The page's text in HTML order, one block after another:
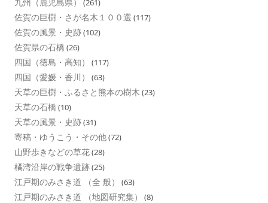
(261)
佐賀の巨樹・さが名木１００選 (117)
佐賀の風景・史跡(102)
佐賀県の石橋 (26)
四国（徳島・高知） (117)
四国（愛媛・香川） (63)
天草の巨樹・ふるさと熊本の樹木 (23)
天草の石橋 (10)
天草の風景・史跡(31)
寄稿・ゆうこう・その他(72)
山野歩きなどの草花(28)
橘湾沿岸の戦争遺跡(25)
江戸期のみさき道 （全 般） (63)
江戸期のみさき道 （地図研究集） (8)